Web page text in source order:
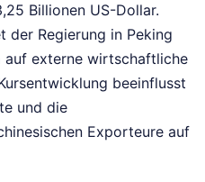
Billionen US-Dollar.
der Regierung in Peking
auf externe wirtschaftliche
beeinflusst
und die
Exporteure auf